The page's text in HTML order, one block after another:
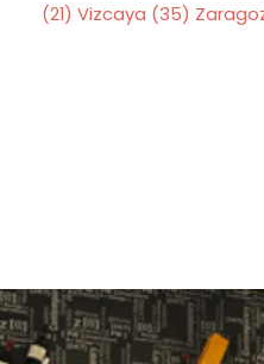
(21) Vizcaya (35)